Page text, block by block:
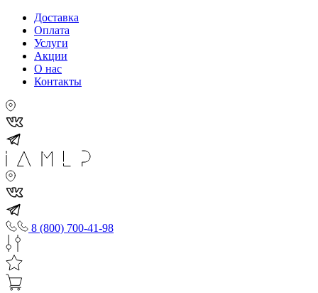
Доставка
Оплата
Услуги
Акции
О нас
Контакты
8 (800) 700-41-98